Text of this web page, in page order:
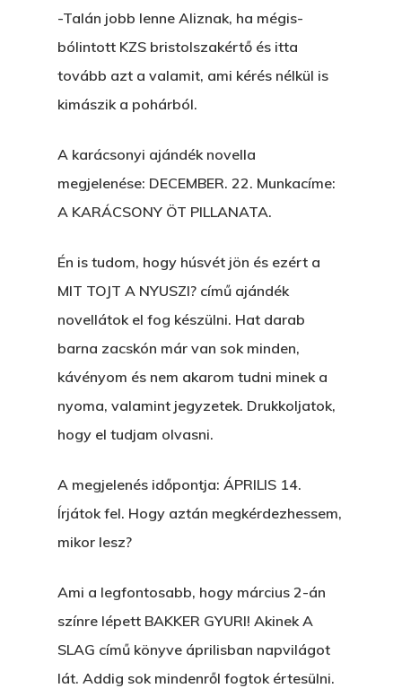
-Talán jobb lenne Aliznak, ha mégis-
bólintott KZS bristolszakértő és itta
tovább azt a valamit, ami kérés nélkül is
kimászik a pohárból.
A karácsonyi ajándék novella
megjelenése: DECEMBER. 22. Munkacíme:
A KARÁCSONY ÖT PILLANATA.
Én is tudom, hogy húsvét jön és ezért a
MIT TOJT A NYUSZI? című ajándék
novellátok el fog készülni. Hat darab
barna zacskón már van sok minden,
kávényom és nem akarom tudni minek a
nyoma, valamint jegyzetek. Drukkoljatok,
hogy el tudjam olvasni.
A megjelenés időpontja: ÁPRILIS 14.
Írjátok fel. Hogy aztán megkérdezhessem,
mikor lesz?
Ami a legfontosabb, hogy március 2-án
színre lépett BAKKER GYURI! Akinek A
SLAG című könyve áprilisban napvilágot
lát. Addig sok mindenről fogtok értesülni.